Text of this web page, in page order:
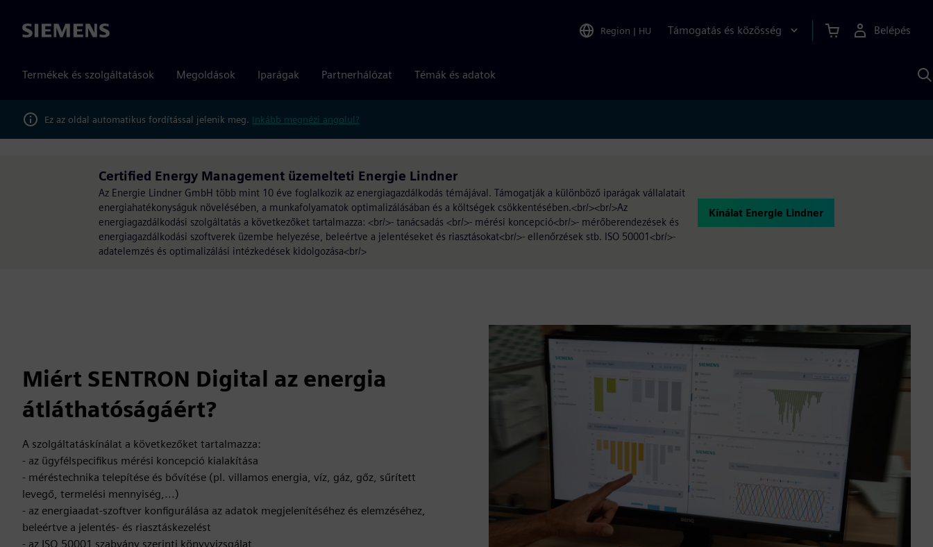
Siemens Region | HU Támogatás és közösség Belépés
Termékek és szolgáltatások Megoldások Iparágak Partnerhálózat Témák és adatok
Ez az oldal automatikus fordítással jelenik meg. Inkább megnézi angolul?
Certified Energy Management üzemelteti Energie Lindner
Az Energie Lindner GmbH több mint 10 éve foglalkozik az energiagazdálkodás témájával. Támogatják a különböző iparágak vállalatait
energiahatékonyságuk növelésében, a munkafolyamatok optimalizálásában és a költségek csökkentésében.<br/><br/>Az
energiagazdálkodási szolgáltatás a következőket tartalmazza: <br/>- tanácsadás <br/>- mérési koncepció<br/>- mérőberendezések és
energiagazdálkodási szoftverek üzembe helyezése, beleértve a jelentéseket és riasztásokat<br/>- ellenőrzések stb. ISO 50001<br/>-
adatelemzés és optimalizálási intézkedések kidolgozása<br/>
Kínálat Energie Lindner
Miért SENTRON Digital az energia
átláthatóságáért?
A szolgáltatáskínálat a következőket tartalmazza:
- az ügyfélspecifikus mérési koncepció kialakítása
- méréstechnika telepítése és bővítése (pl. villamos energia, víz, gáz, gőz, sűrített
levegő, termelési mennyiség,...)
- az energiaadat-szoftver konfigurálása az adatok megjelenítéséhez és elemzéséhez,
beleértve a jelentés- és riasztáskezelést
- az ISO 50001 szabvány szerinti könyvvizsgálat